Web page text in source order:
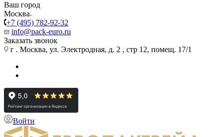
Ваш город
Москва
+7 (495) 782-92-32
info@pack-euro.ru
Заказать звонок
г . Москва, ул. Электродная, д. 2 , стр 12, помещ. 17/1
Войти